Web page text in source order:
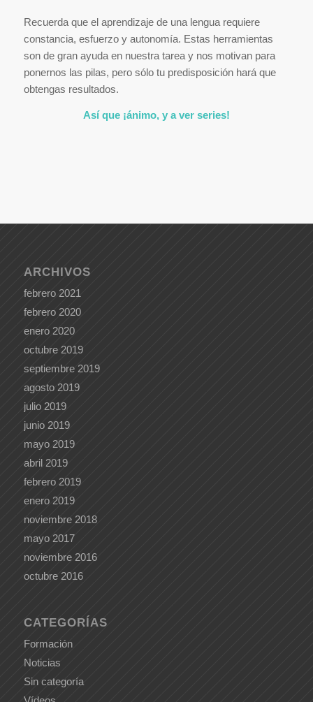
Recuerda que el aprendizaje de una lengua requiere
constancia, esfuerzo y autonomía. Estas herramientas
son de gran ayuda en nuestra tarea y nos motivan para
ponernos las pilas, pero sólo tu predisposición hará que
obtengas resultados.
Así que ¡ánimo, y a ver series!
ARCHIVOS
febrero 2021
febrero 2020
enero 2020
octubre 2019
septiembre 2019
agosto 2019
julio 2019
junio 2019
mayo 2019
abril 2019
febrero 2019
enero 2019
noviembre 2018
mayo 2017
noviembre 2016
octubre 2016
CATEGORÍAS
Formación
Noticias
Sin categoría